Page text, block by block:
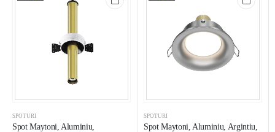
SPOTURI
Spot Maytoni, Aluminiu,
SPOTURI
Spot Maytoni, Aluminiu, Argintiu,